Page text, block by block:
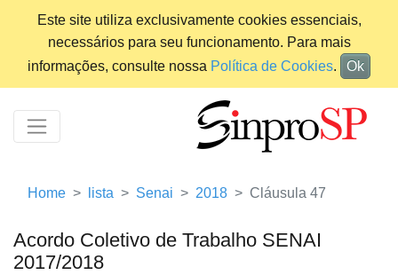
Este site utiliza exclusivamente cookies essenciais,
necessários para seu funcionamento. Para mais
informações, consulte nossa Política de Cookies. Ok
Home lista Senai 2018 Cláusula 47
Acordo Coletivo de Trabalho SENAI
2017/2018